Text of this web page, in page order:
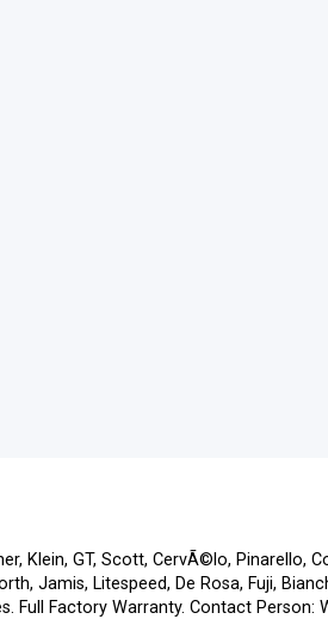
Klein, GT, Scott, CervÃ©lo, Pinarello,
Jamis, Litespeed, De Rosa, Fuji,
Full Factory Warranty. Contact Person: